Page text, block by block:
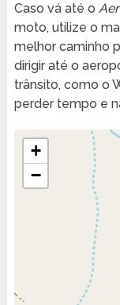
Caso vá até o
moto, utilize o
melhor caminho
dirigir até o
trânsito, como o
perder tempo e
+
−